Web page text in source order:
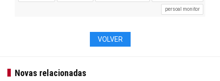
persoal monitor
VOLVER
Novas relacionadas